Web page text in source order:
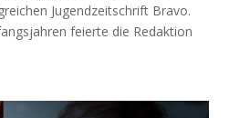
Jugendzeitschrift Bravo.
feierte die Redaktion